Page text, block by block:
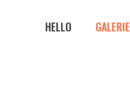
HELLO GALERIE